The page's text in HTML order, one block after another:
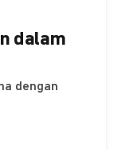
dalam
dengan